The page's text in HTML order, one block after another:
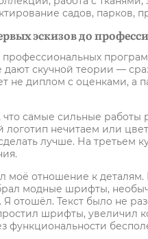
садов, парков,
эскизов до
скучной теории —
не диплом с оценками,
самые сильные
логотип нечитаем или
лучше. На
моё отношение к
модные шрифты,
отошёл. Текст было не
шрифты, увеличил
функциональности